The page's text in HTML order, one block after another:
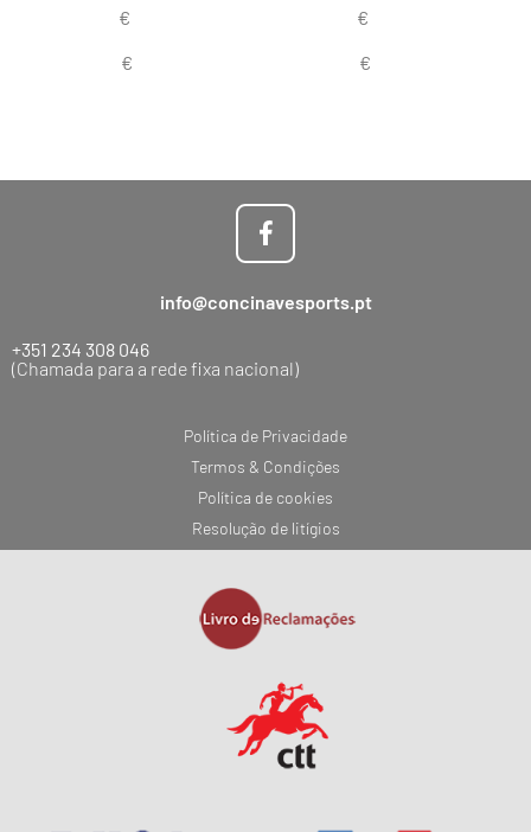
Política de Privacidade
Termos & Condições
Política de cookies
Resolução de litígios
info@concinavesports.pt
+351 234 308 046
(Chamada para a rede fixa nacional)